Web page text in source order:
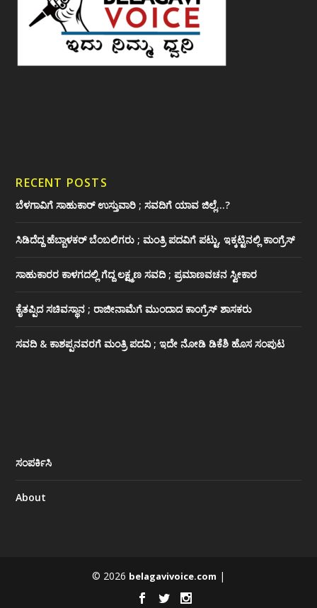
RECENT POSTS
ಬೆಳಗಾವಿಗೆ ಸಾಹುಕಾರ್ ಉಸ್ತುವಾರಿ ; ಸವದಿಗೆ ಯಾವ ಜಿಲ್ಲೆ…?
ಸಿಡಿದೆದ್ದ ಹೆಬ್ಬಾಳಕರ್ ಬೆಂಬಲಿಗರು ; ಮಂತ್ರಿ ಪದವಿಗೆ ‌ಪಟ್ಟು, ಇಕ್ಕಟ್ಟಿನಲ್ಲಿ ಕಾಂಗ್ರೆಸ್
ಸಾಹುಕಾರರ ಕಾಳಗದಲ್ಲಿ ಗೆದ್ದ ಲಕ್ಷ್ಮಣ ಸವದಿ ; ಪ್ರಮಾಣವಚನ ಸ್ವೀಕಾರ
ಕೈತಪ್ಪಿದ ಸಚಿವಸ್ಥಾನ ; ರಾಜೀನಾಮೆಗೆ ಮುಂದಾದ ಕಾಂಗ್ರೆಸ್ ‌ಶಾಸಕರು
ಸವದಿ & ಕಾಶಪ್ಪನವರಗೆ ಮಂತ್ರಿ ಪದವಿ ; ಇದೇ ನೋಡಿ‌ ಡಿಕೆಶಿ ಹೊಸ ಸಂಪುಟ
ಸಂಪರ್ಕಿಸಿ
About
© 2026 belagavivoice.com |